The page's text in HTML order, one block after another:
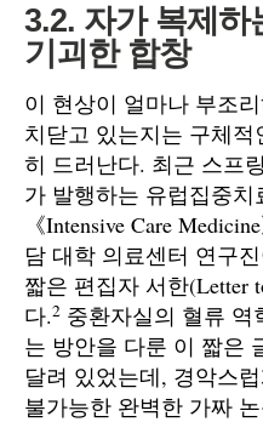
3.2. 자가 복제하
기괴한 합창
이 현상이 얼마나 부조
치닫고 있는지는 구체
히 드러난다. 최근 스프
가 발행하는 유럽집중
《Intensive Care
담 대학 의료센터 연구
짧은 편집자 서한(Letter
다.2 중환자실의 혈류
는 방안을 다룬 이 짧은
달려 있었는데, 경악스
불가능한 완벽한 가짜